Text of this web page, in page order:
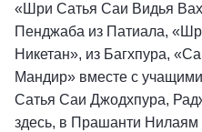
«Шри Сатья Саи Видья
Пенджаба из Патиала,
Никетан», из Багхпура,
Мандир» вместе с
Сатья Саи Джодхпура,
здесь, в Прашанти Нилаям